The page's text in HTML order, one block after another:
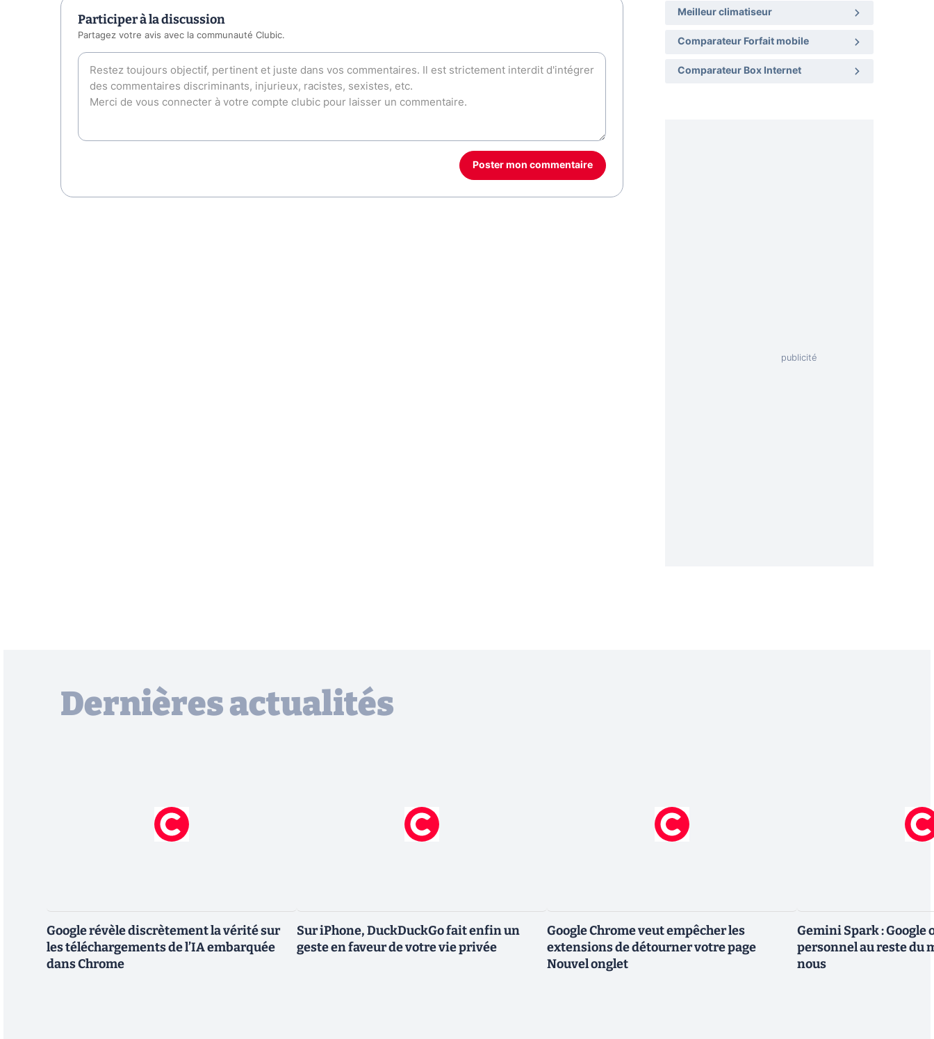
Participer à la discussion
Partagez votre avis avec la communauté Clubic.
Poster mon commentaire
Meilleur climatiseur
Comparateur Forfait mobile
Comparateur Box Internet
Dernières actualités
Google révèle discrètement la vérité sur
les téléchargements de l’IA embarquée
dans Chrome
Sur iPhone, DuckDuckGo fait enfin un
geste en faveur de votre vie privée
Google Chrome veut empêcher les
extensions de détourner votre page
Nouvel onglet
Gemini Spark : Google
personnel au reste du
nous